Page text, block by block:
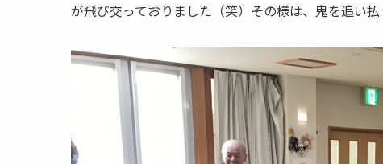
が飛び交っておりました（笑）その様は、鬼を追い